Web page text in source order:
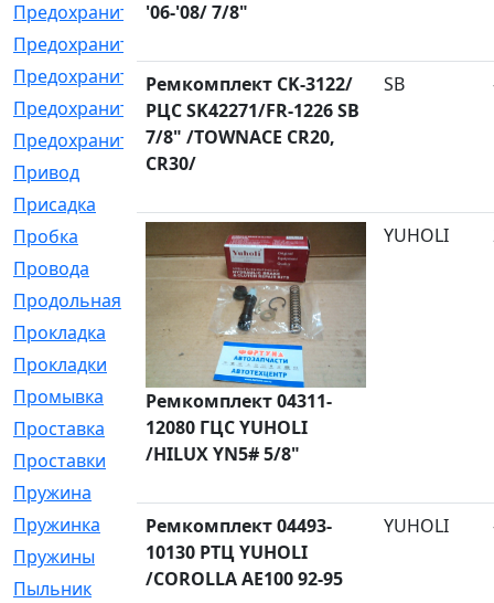
Предохранитель
[32]
Предохранитель_б
Предохранитель_м
[21]
Предохранитель_фл.[13]
Предохранительная
[2]
Привод
[198]
Присадка
Пробка
[1]
Провода
[231]
Продольная
[1]
Прокладка
[2726]
Прокладки
[25]
Промывка
[13]
Проставка
[58]
Проставки
[38]
Пружина
Пружинка
[1]
Пружины
[326]
Пыльник
[1202]
'06-'08/ 7/8"
Ремкомплект CK-3122/
РЦС SK42271/FR-1226 SB
7/8" /TOWNACE CR20,
CR30/
SB
Ремкомплект 04311-
12080 ГЦС YUHOLI
/HILUX YN5# 5/8"
YUHOLI
Ремкомплект 04493-
10130 РТЦ YUHOLI
/COROLLA AE100 92-95
YUHOLI